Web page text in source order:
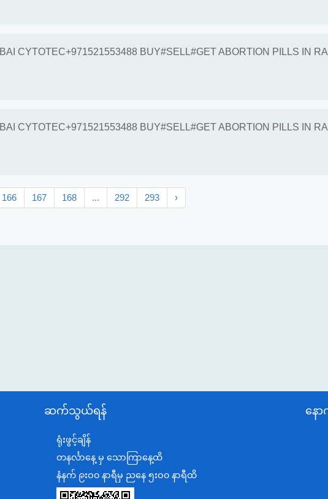
CYTOTEC+971521553488 BUY#SELL#GET ABORTION PILLS IN
CYTOTEC+971521553488 BUY#SELL#GET ABORTION PILLS IN
166 167 168 ... 292 293 ›
ဆက်သွယ်ရန်
ရုံးဖွင့်ချိန်
တနင်္လာနေ့ မှ သောကြာနေ့ထိ
နံနက် ၉းဝ၀ နာရီမှ ညနေ ၅းဝ၀ နာရီထိ
နေ